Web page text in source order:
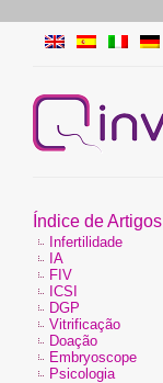
Índice de Artigos
Infertilidade
IA
FIV
ICSI
DGP
Vitrificação
Doação
Embryoscope
Psicologia